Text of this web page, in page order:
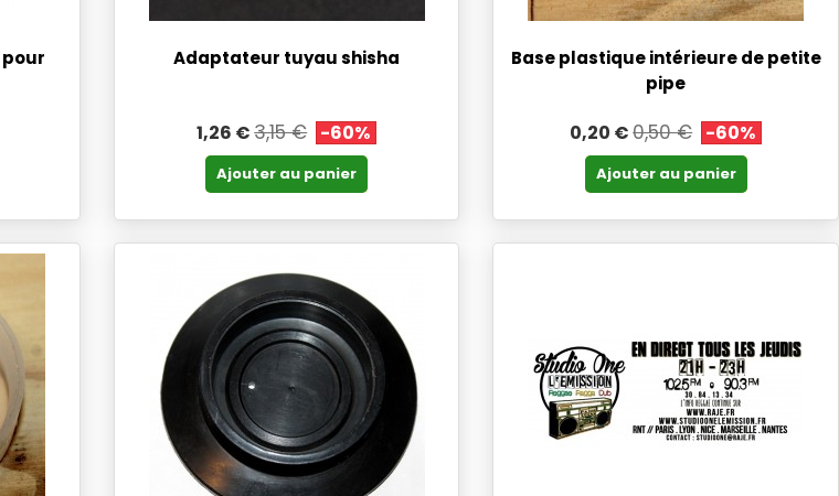
Adaptateur tuyau shisha
1,26 €3,15 € -60%
Ajouter au panier
Base plastique intérieure de petite
pipe
0,20 €0,50 € -60%
Ajouter au panier